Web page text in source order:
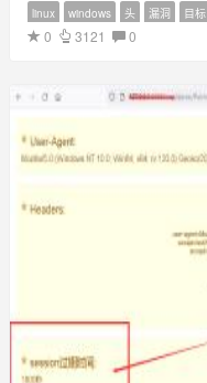
linux windows 头 漏洞 目标
0 3121 0